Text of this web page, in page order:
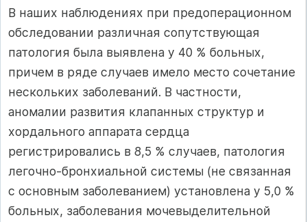
В наших наблюдениях при предоперационном
обследовании различная сопутствующая
патология была выявлена у 40 % больных,
причем в ряде случаев имело место сочетание
нескольких заболеваний. В частности,
аномалии развития клапанных структур и
хордального аппарата сердца
регистрировались в 8,5 % случаев, патология
легочно-бронхиальной системы (не связанная
с основным заболеванием) установлена у 5,0 %
больных, заболевания мочевыделительной